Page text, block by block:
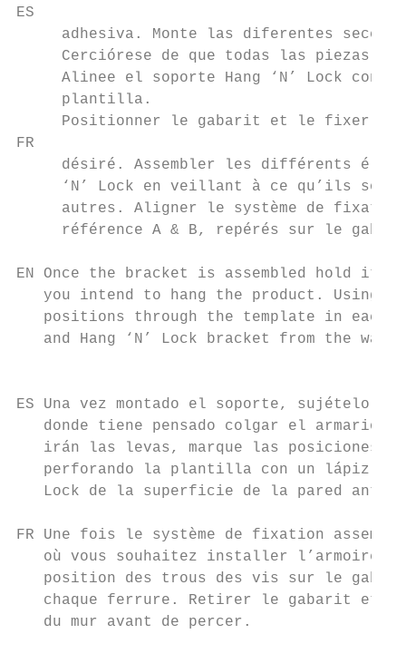
ES
adhesiva. Monte las diferentes
Cerciórese de que todas las piezas
Alinee el soporte Hang ‘N’ Lock con
     plantilla.
Positionner le gabarit et le fixer à
FR
désiré. Assembler les différents
‘N’ Lock en veillant à ce qu’ils
autres. Aligner le système de
référence A & B, repérés sur le
EN Once the bracket is assembled hold it
you intend to hang the product. Using a
positions through the template in each
and Hang ‘N’ Lock bracket from the wall
ES Una vez montado el soporte,
donde tiene pensado colgar el armario.
irán las levas, marque las posiciones
perforando la plantilla con un lápiz.
Lock de la superficie de la pared antes
FR Une fois le système de fixation
où vous souhaitez installer l’armoire.
position des trous des vis sur le
chaque ferrure. Retirer le gabarit et
   du mur avant de percer.